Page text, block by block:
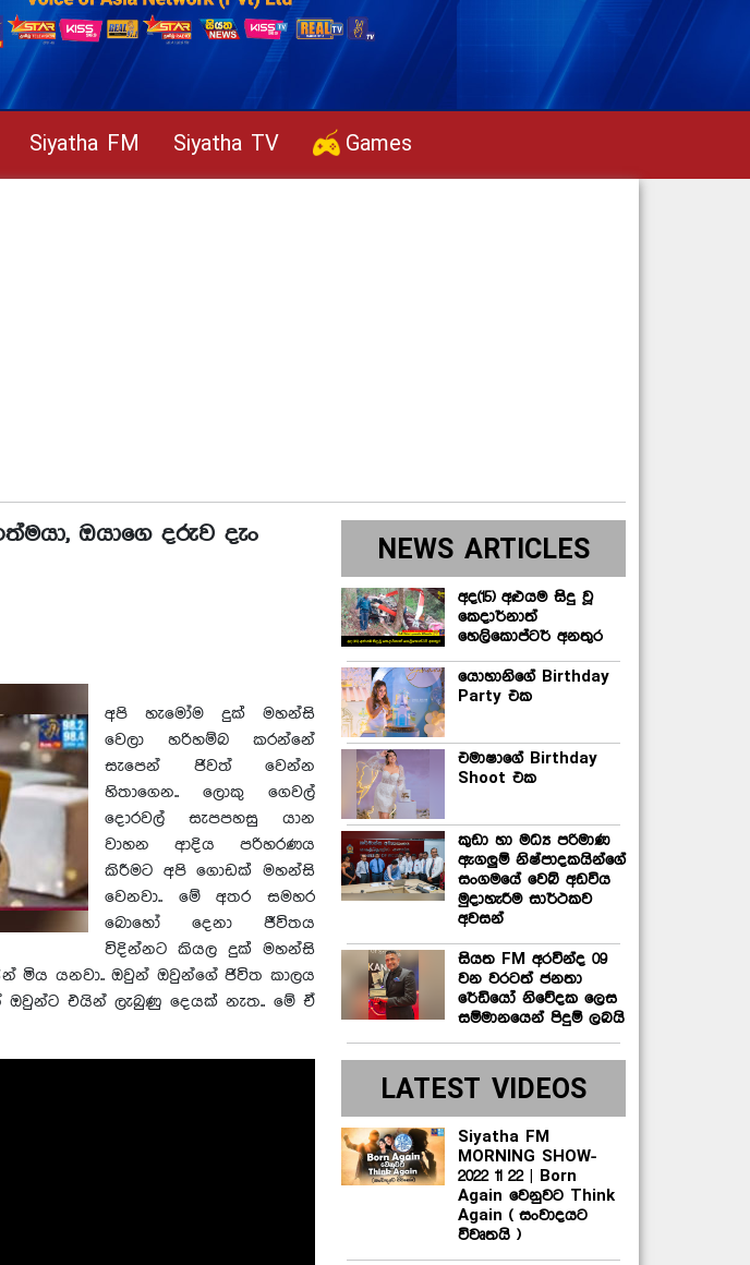
Siyatha FM Siyatha TV Games
ඔයාගෙ දරුව දැං
අපි හැමෝම දුක් මහන්සි
වෙලා හරිහම්බ කරන්නේ
සැපෙන් ජිවත් වෙන්න
හිතාගෙන.. ලොකු ගෙවල්
දොරවල් සැපපහසු යාන
වාහන ආදිය පරිහරණය
කිරීමට අපි ගොඩක් මහන්සි
වෙනවා.. මේ අතර සමහර
බොහෝ දෙනා ජීවිතය
විදින්නට කියල දුක් මහන්සි
මිය යනවා.. ඔවුන් ඔවුන්ගේ ජිවිත කාලය
එයින් ලැබුණු දෙයක් නැත.. මේ ඒ
NEWS ARTICLES
අද(15) අළුයම සිදු වූ
කෙදාර්නාත්
හෙලිකොප්ටර් අනතුර
යොහානිගේ Birthday
Party එක
එමාෂාගේ Birthday
Shoot එක
කුඩා හා මධ්‍ය පරිමාණ
ඇගලුම් නිෂ්පාදකයින්ගේ
සංගමයේ වෙබ් අඩවිය
මුදාහැරීම සාර්ථකව
අවසන්
සියත FM අරවින්ද 09
වන වරටත් ජනතා
රේඩියෝ නිවේදක ලෙස
සම්මානයෙන් පිදුම් ලබයි
LATEST VIDEOS
Siyatha FM
MORNING SHOW-
2022 11 22 | Born
Again වෙනුවට Think
Again ( සංවාදයට
විවෘතයි )